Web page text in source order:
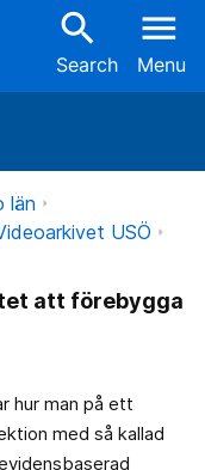
search
Search
menu
Menu
län
USÖ
att förebygga
hur man på ett
med så kallad